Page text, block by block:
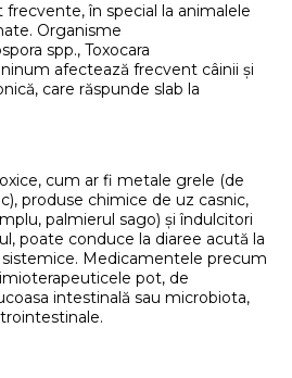
în special la animalele
Organisme
spp., Toxocara
afectează frecvent câinii și
care răspunde slab la
cum ar fi metale grele (de
produse chimice de uz casnic,
palmierul sago) și îndulcitori
poate conduce la diaree acută la
sistemice. Medicamentele precum
pot, de
intestinală sau microbiota,